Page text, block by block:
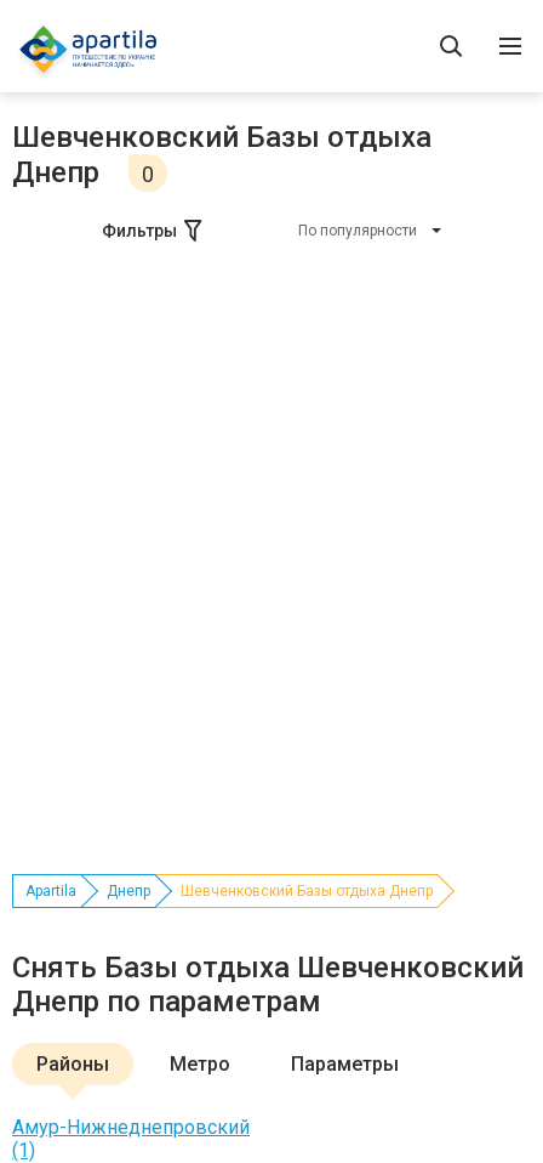
Шевченковский Базы отдыха
Днепр
0
Фильтры По популярности
Apartila Днепр Шевченковский Базы отдыха Днепр
Снять Базы отдыха Шевченковский
Днепр по параметрам
Районы Метро Параметры
Амур-Нижнеднепровский
(1)